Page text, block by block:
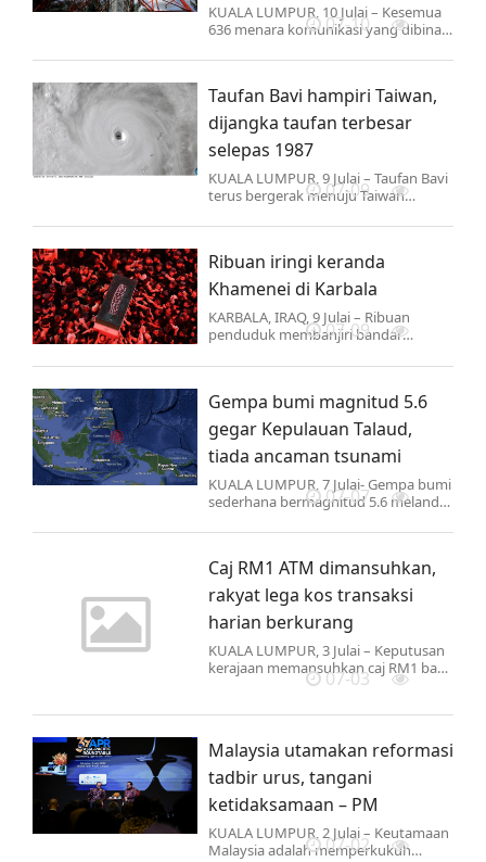
KUALA LUMPUR, 10 Julai – Kesemua
636 menara komunikasi yang dibina
(JENDELA) Fasa 1 di Sarawak kini telah
07-10
Taufan Bavi hampiri Taiwan,
dijangka taufan terbesar
selepas 1987
KUALA LUMPUR, 9 Julai – Taufan Bavi
terus bergerak menuju Taiwan
satelit menunjukkan mata Taufan
07-09
Ribuan iringi keranda
Khamenei di Karbala
KARBALA, IRAQ, 9 Julai – Ribuan
penduduk membanjiri bandar
penghormatan terakhir kepada
Khamenei.
07-09
Gempa bumi magnitud 5.6
gegar Kepulauan Talaud,
tiada ancaman tsunami
KUALA LUMPUR, 7 Julai- Gempa bumi
sederhana bermagnitud 5.6 melanda
3.16 petang tadi, menurut Jabatan
07-07
Caj RM1 ATM dimansuhkan,
rakyat lega kos transaksi
harian berkurang
KUALA LUMPUR, 3 Julai – Keputusan
kerajaan memansuhkan caj RM1 bagi
pengeluaran wang tunai antara bank
automatik (ATM) terus…
07-03
Malaysia utamakan reformasi
tadbir urus, tangani
ketidaksamaan – PM
KUALA LUMPUR, 2 Julai – Keutamaan
Malaysia adalah memperkukuh
07-02